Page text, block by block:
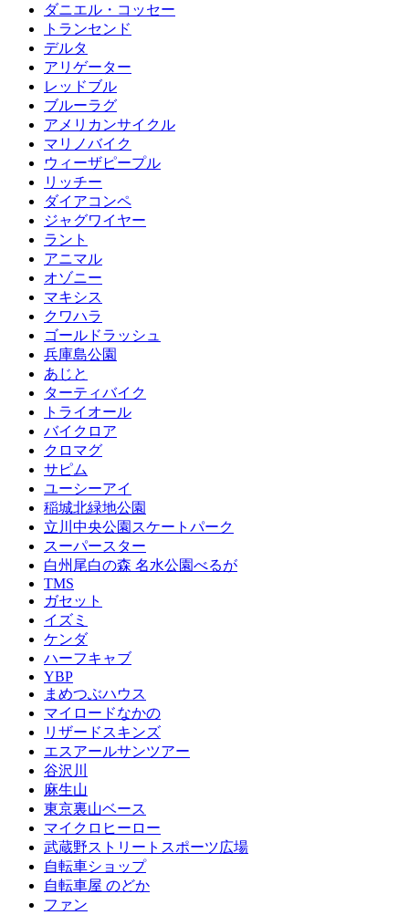
ダニエル・コッセー
トランセンド
デルタ
アリゲーター
レッドブル
ブルーラグ
アメリカンサイクル
マリノバイク
ウィーザピープル
リッチー
ダイアコンペ
ジャグワイヤー
ラント
アニマル
オゾニー
マキシス
クワハラ
ゴールドラッシュ
兵庫島公園
あじと
ターティバイク
トライオール
バイクロア
クロマグ
サピム
ユーシーアイ
稲城北緑地公園
立川中央公園スケートパーク
スーパースター
白州尾白の森 名水公園べるが
TMS
ガセット
イズミ
ケンダ
ハーフキャブ
YBP
まめつぶハウス
マイロードなかの
リザードスキンズ
エスアールサンツアー
谷沢川
麻生山
東京裏山ベース
マイクロヒーロー
武蔵野ストリートスポーツ広場
自転車ショップ
自転車屋 のどか
ファン